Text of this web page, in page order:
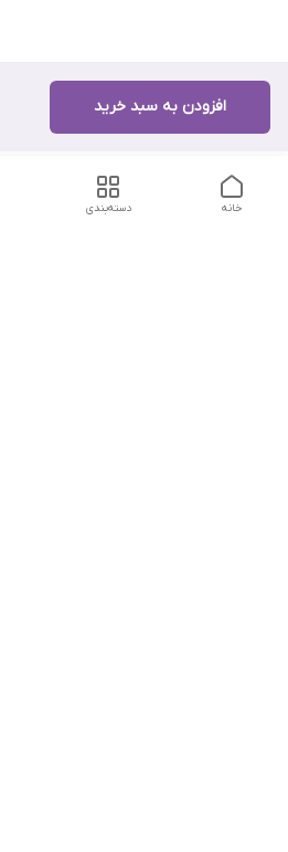
افزودن به سبد خرید
دسته‌بندی خانه